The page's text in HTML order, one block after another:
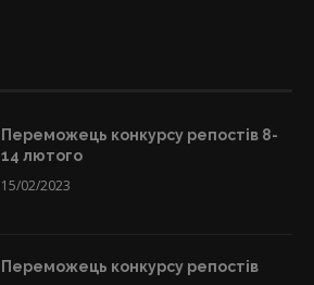
Переможець конкурсу репостів 8-
14 лютого
15/02/2023
Переможець конкурсу репостів